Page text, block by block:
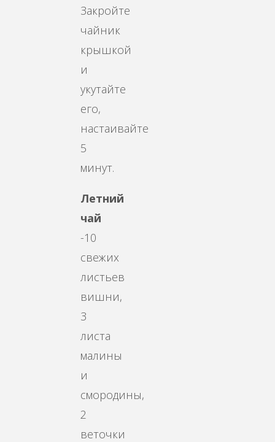
Закройте
чайник
крышкой
и
укутайте
его,
настаивайте
5
минут.
Летний
чай
-10
свежих
листьев
вишни,
3
листа
малины
и
смородины,
2
веточки